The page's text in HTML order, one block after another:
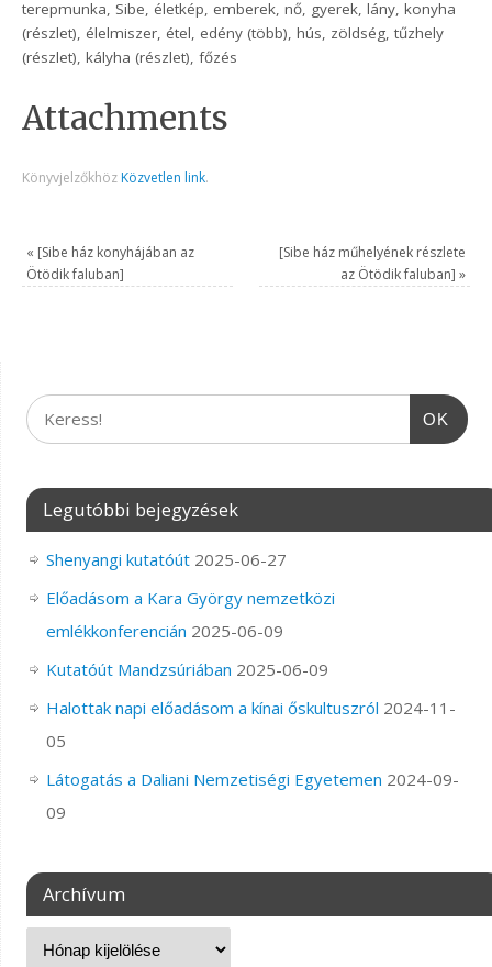
terepmunka, Sibe, életkép, emberek, nő, gyerek, lány, konyha
(részlet), élelmiszer, étel, edény (több), hús, zöldség, tűzhely
(részlet), kályha (részlet), főzés
Attachments
Könyvjelzőkhöz Közvetlen link.
« [Sibe ház konyhájában az
Ötödik faluban]
[Sibe ház műhelyének részlete
az Ötödik faluban] »
OK
Legutóbbi bejegyzések
Shenyangi kutatóút 2025-06-27
Előadásom a Kara György nemzetközi
emlékkonferencián 2025-06-09
Kutatóút Mandzsúriában 2025-06-09
Halottak napi előadásom a kínai őskultuszról 2024-11-
05
Látogatás a Daliani Nemzetiségi Egyetemen 2024-09-
09
Archívum